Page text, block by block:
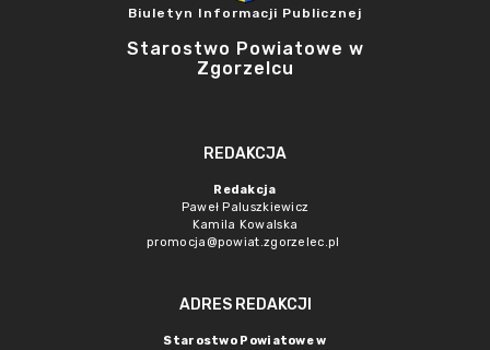
Biuletyn Informacji Publicznej
Starostwo Powiatowe w
Zgorzelcu
REDAKCJA
Redakcja
Paweł Paluszkiewicz
Kamila Kowalska
promocja@powiat.zgorzelec.pl
ADRES REDAKCJI
Starostwo Powiatowe w